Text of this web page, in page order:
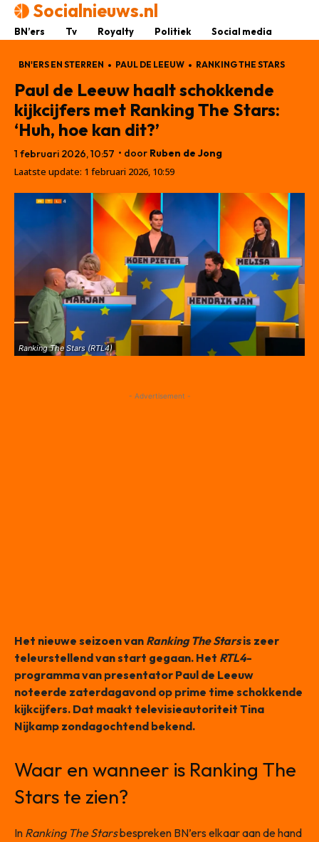
Socialnieuws.nl
BN’ers Tv Royalty Politiek Social media
BN'ERS EN STERREN PAUL DE LEEUW RANKING THE STARS
Paul de Leeuw haalt schokkende
kijkcijfers met Ranking The Stars:
‘Huh, hoe kan dit?’
1 februari 2026, 10:57 • door Ruben de Jong
Laatste update: 1 februari 2026, 10:59
Ranking The Stars (RTL4)
- Advertisement -
Het nieuwe seizoen van Ranking The Starsis zeer
teleurstellend van start gegaan. Het RTL4-
programma van presentator Paul de Leeuw
noteerde zaterdagavond op prime time schokkende
kijkcijfers. Dat maakt televisieautoriteit Tina
Nijkamp zondagochtend bekend.
Waar en wanneer is Ranking The
Stars te zien?
In Ranking The Starsbespreken BN’ers elkaar aan de hand